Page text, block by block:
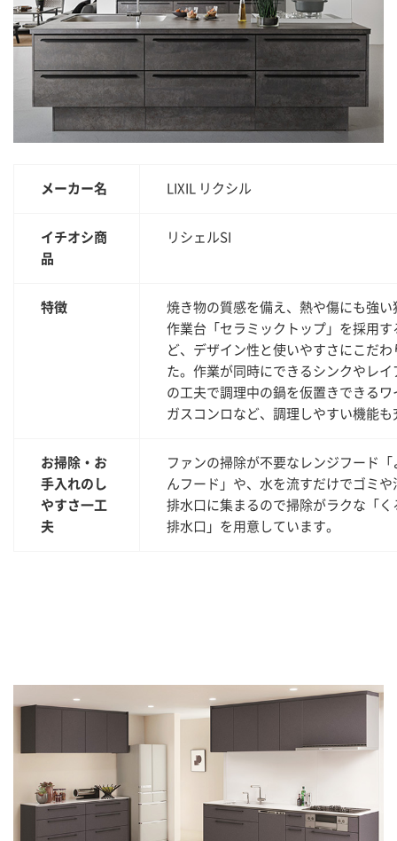
メーカー名 LIXIL リクシル
イチオシ商
品
リシェルSI
特徴
焼き物の質感を備え、熱や傷にも強い
作業台「セラミックトップ」を採用す
ど、デザイン性と使いやすさにこだわ
た。作業が同時にできるシンクやレイ
の工夫で調理中の鍋を仮置きできるワ
ガスコンロなど、調理しやすい機能も
お掃除・お
手入れのし
やすさ一工
夫
ファンの掃除が不要なレンジフード「
んフード」や、水を流すだけでゴミや
排水口に集まるので掃除がラクな「く
排水口」を用意しています。